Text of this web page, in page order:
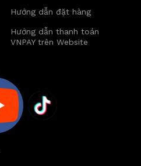
Hướng dẫn đặt hàng
Hướng dẫn thanh toán
VNPAY trên Website